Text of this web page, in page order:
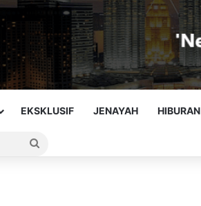
EKSKLUSIF JENAYAH HIBURAN